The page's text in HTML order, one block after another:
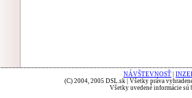
NÁVŠTEVNOSŤ
(C) 2004, 2005 DSL.sk | Všetky práva
Všetky uvedené informácie sú